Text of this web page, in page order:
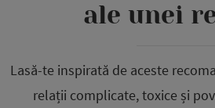
ale unei
Lasă-te inspirată de aceste
relații complicate, toxice și